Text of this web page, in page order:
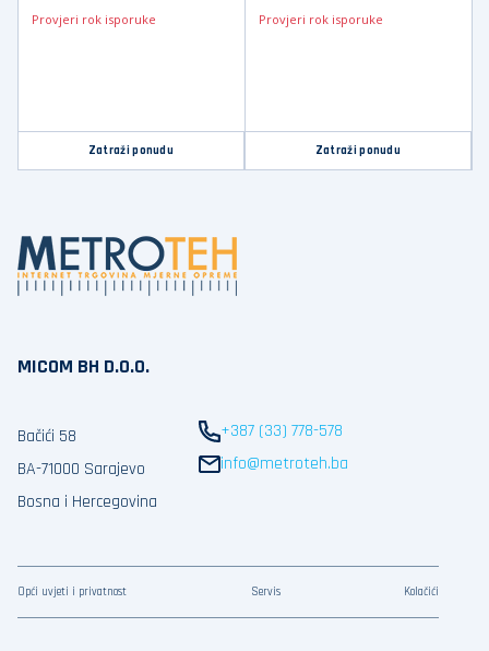
Provjeri rok isporuke
Zatraži ponudu
Provjeri rok isporuke
Zatraži ponudu
MICOM BH D.O.O.
Bačići 58
BA-71000 Sarajevo
Bosna i Hercegovina
+387 (33) 778-578
info@metroteh.ba
Opći uvjeti i privatnost Servis Kolačići